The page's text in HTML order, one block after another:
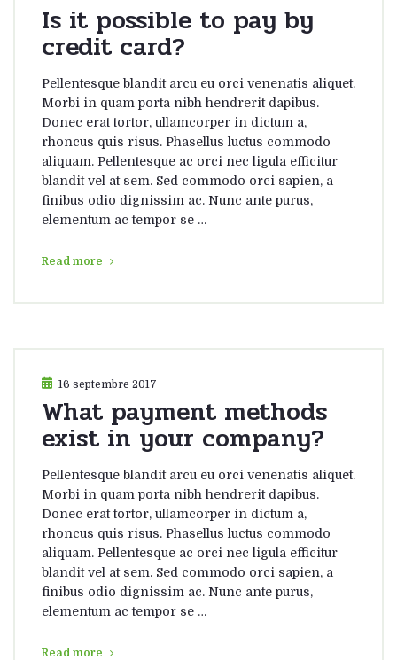
Is it possible to pay by
credit card?
Pellentesque blandit arcu eu orci venenatis aliquet.
Morbi in quam porta nibh hendrerit dapibus.
Donec erat tortor, ullamcorper in dictum a,
rhoncus quis risus. Phasellus luctus commodo
aliquam. Pellentesque ac orci nec ligula efficitur
blandit vel at sem. Sed commodo orci sapien, a
finibus odio dignissim ac. Nunc ante purus,
elementum ac tempor se …
Read more
16 septembre 2017
What payment methods
exist in your company?
Pellentesque blandit arcu eu orci venenatis aliquet.
Morbi in quam porta nibh hendrerit dapibus.
Donec erat tortor, ullamcorper in dictum a,
rhoncus quis risus. Phasellus luctus commodo
aliquam. Pellentesque ac orci nec ligula efficitur
blandit vel at sem. Sed commodo orci sapien, a
finibus odio dignissim ac. Nunc ante purus,
elementum ac tempor se …
Read more